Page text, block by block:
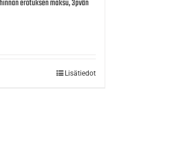
erotuksen maksu, 3pvän
Lisätiedot